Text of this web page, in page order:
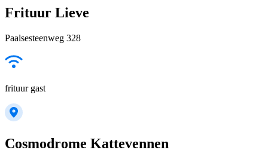
Frituur Lieve
Paalsesteenweg 328
frituur gast
Cosmodrome Kattevennen